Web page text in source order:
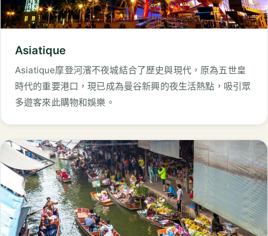
Asiatique
Asiatique摩登河濱不夜城結合了歷史與現代，原為五世皇
時代的重要港口，現已成為曼谷新興的夜生活熱點，吸引眾
多遊客來此購物和娛樂。